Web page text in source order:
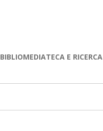
BIBLIOMEDIATECA E RICERCA